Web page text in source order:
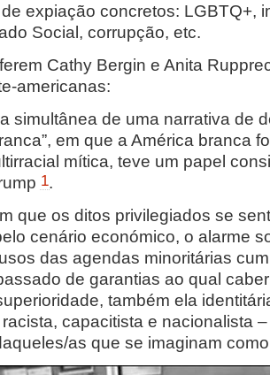
expiação concretos: LGBTQ+,
Social, corrupção, etc.
Cathy Bergin e Anita
americanas:
simultânea de uma narrativa de
em que a América branca
mítica, teve um papel
1.
que os ditos privilegiados se
cenário económico, o alarme
das agendas minoritárias
de garantias ao qual
também ela
capacitista e nacionalista
as que se imaginam